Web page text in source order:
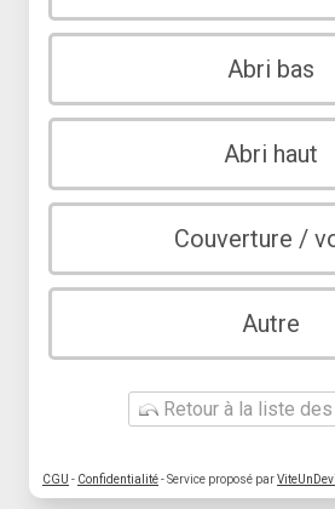
Abri bas
Abri haut
Couverture /
Autre
Retour à la liste
CGU - Confidentialité- Service proposé par